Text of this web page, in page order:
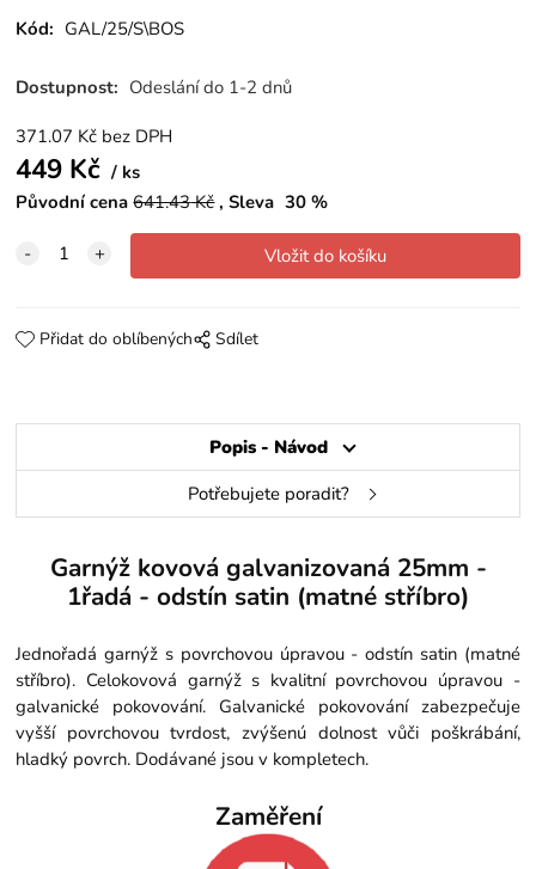
Kód: GAL/25/S\BOS
Dostupnost: Odeslání do 1-2 dnů
371.07 Kč bez DPH
449 Kč
ks
Původní cena 641.43Kč Sleva 30 %
Přidat do oblíbených Sdílet
Popis - Návod
Potřebujete poradit?
Garnýž kovová galvanizovaná 25mm -
1řadá - odstín satin (matné stříbro)
Jednořadá garnýž s povrchovou úpravou - odstín satin (matné
stříbro). Celokovová garnýž s kvalitní povrchovou úpravou -
galvanické pokovování. Galvanické pokovování zabezpečuje
vyšší povrchovou tvrdost, zvýšenú dolnost vůči poškrábání,
hladký povrch. Dodávané jsou v kompletech.
Zaměření